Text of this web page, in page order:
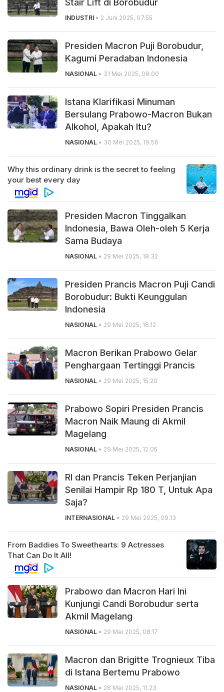
Stair Lift di Borobudur
INDUSTRI • 2 Juni 2025, 07.55
Presiden Macron Puji Borobudur,
Kagumi Peradaban Indonesia
NASIONAL • 31 Mei 2025, 08.00
Istana Klarifikasi Minuman
Bersulang Prabowo-Macron Bukan
Alkohol, Apakah Itu?
NASIONAL • 30 Mei 2025, 19.56
Presiden Macron Tinggalkan
Indonesia, Bawa Oleh-oleh 5 Kerja
Sama Budaya
NASIONAL • 29 Mei 2025, 18.32
Presiden Prancis Macron Puji Candi
Borobudur: Bukti Keunggulan
Indonesia
NASIONAL • 29 Mei 2025, 16.12
Macron Berikan Prabowo Gelar
Penghargaan Tertinggi Prancis
NASIONAL • 29 Mei 2025, 15.20
Prabowo Sopiri Presiden Prancis
Macron Naik Maung di Akmil
Magelang
NASIONAL • 29 Mei 2025, 12.05
RI dan Prancis Teken Perjanjian
Senilai Hampir Rp 180 T, Untuk Apa
Saja?
INTERNASIONAL • 29 Mei 2025, 09.13
Prabowo dan Macron Hari Ini
Kunjungi Candi Borobudur serta
Akmil Magelang
NASIONAL • 29 Mei 2025, 08.17
Macron dan Brigitte Trognieux Tiba
di Istana Bertemu Prabowo
NASIONAL • 28 Mei 2025, 11.23